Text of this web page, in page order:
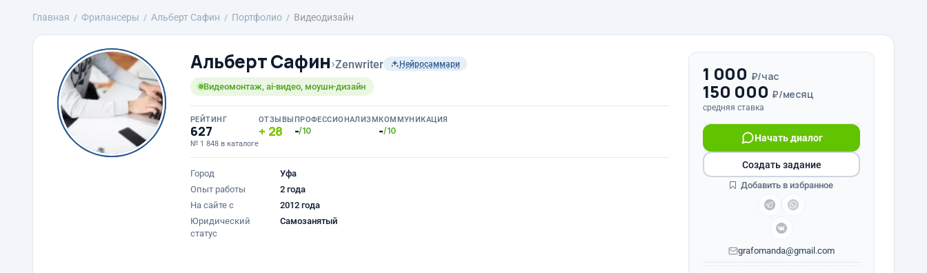
Главная Фрилансеры Альберт Сафин Портфолио Видеодизайн
Альберт Сафин›Zenwriter Нейросаммари
Видеомонтаж, ai-видео, моушн-дизайн
РЕЙТИНГ
627
№ 1 848 в каталоге
ОТЗЫВЫ
28
ПРОФЕССИОНАЛИЗМ
-/10
КОММУНИКАЦИЯ
-/10
Город
Уфа
Опыт работы
2 года
На сайте с
2012 года
Юридический
статус
Самозанятый
1 000 ₽/час
150 000 ₽/месяц
средняя ставка
Начать диалог
grafomanda@gmail.com
Создать задание
Добавить в избранное